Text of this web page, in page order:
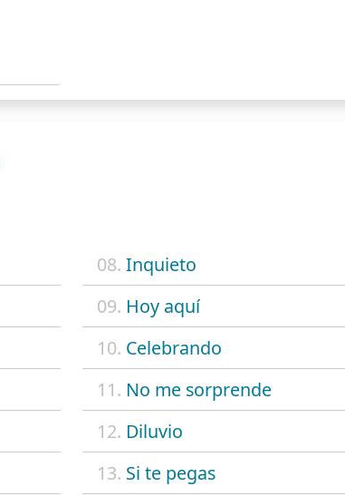
08. Inquieto
09. Hoy aquí
10. Celebrando
11. No me sorprende
12. Diluvio
13. Si te pegas